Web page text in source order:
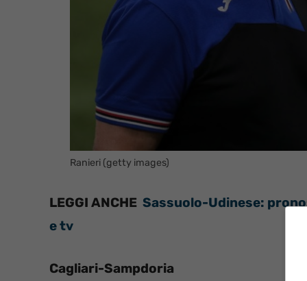
Ranieri (getty images)
LEGGI ANCHE Sassuolo-Udinese:
e tv
Cagliari-Sampdoria